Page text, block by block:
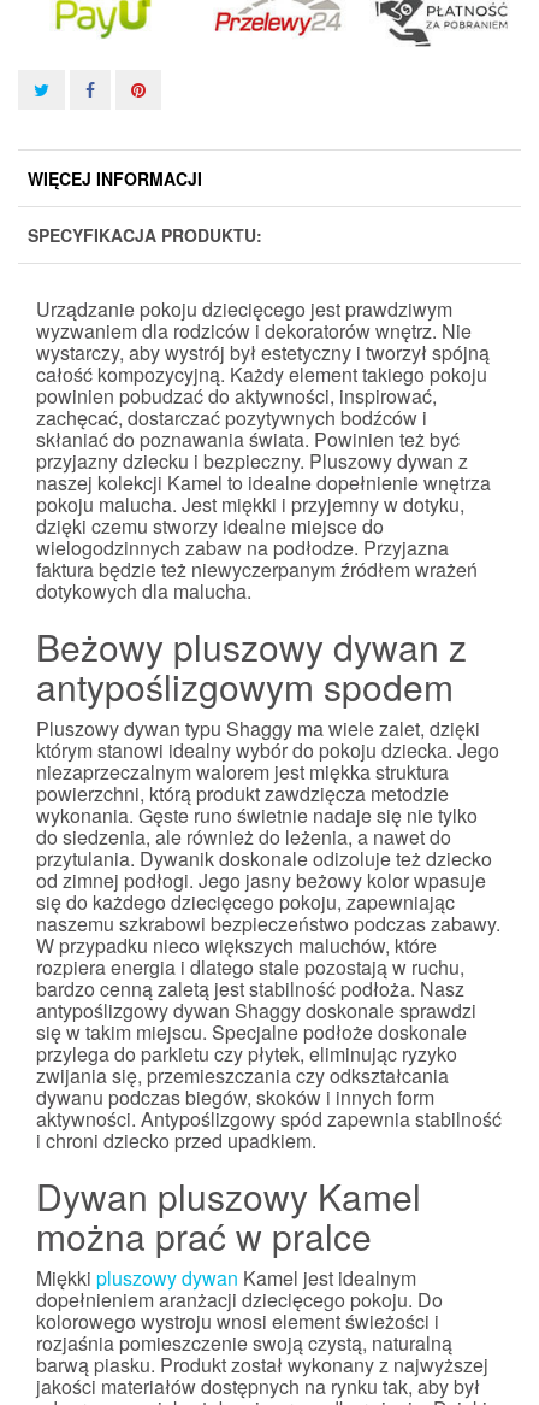
WIĘCEJ INFORMACJI
SPECYFIKACJA PRODUKTU:
Urządzanie pokoju dziecięcego jest prawdziwym
wyzwaniem dla rodziców i dekoratorów wnętrz. Nie
wystarczy, aby wystrój był estetyczny i tworzył spójną
całość kompozycyjną. Każdy element takiego pokoju
powinien pobudzać do aktywności, inspirować,
zachęcać, dostarczać pozytywnych bodźców i
skłaniać do poznawania świata. Powinien też być
przyjazny dziecku i bezpieczny. Pluszowy dywan z
naszej kolekcji Kamel to idealne dopełnienie wnętrza
pokoju malucha. Jest miękki i przyjemny w dotyku,
dzięki czemu stworzy idealne miejsce do
wielogodzinnych zabaw na podłodze. Przyjazna
faktura będzie też niewyczerpanym źródłem wrażeń
dotykowych dla malucha.
Beżowy pluszowy dywan z
antypoślizgowym spodem
Pluszowy dywan typu Shaggy ma wiele zalet, dzięki
którym stanowi idealny wybór do pokoju dziecka. Jego
niezaprzeczalnym walorem jest miękka struktura
powierzchni, którą produkt zawdzięcza metodzie
wykonania. Gęste runo świetnie nadaje się nie tylko
do siedzenia, ale również do leżenia, a nawet do
przytulania. Dywanik doskonale odizoluje też dziecko
od zimnej podłogi. Jego jasny beżowy kolor wpasuje
się do każdego dziecięcego pokoju, zapewniając
naszemu szkrabowi bezpieczeństwo podczas zabawy.
W przypadku nieco większych maluchów, które
rozpiera energia i dlatego stale pozostają w ruchu,
bardzo cenną zaletą jest stabilność podłoża. Nasz
antypoślizgowy dywan Shaggy doskonale sprawdzi
się w takim miejscu. Specjalne podłoże doskonale
przylega do parkietu czy płytek, eliminując ryzyko
zwijania się, przemieszczania czy odkształcania
dywanu podczas biegów, skoków i innych form
aktywności. Antypoślizgowy spód zapewnia stabilność
i chroni dziecko przed upadkiem.
Dywan pluszowy Kamel
można prać w pralce
Miękki pluszowy dywan Kamel jest idealnym
dopełnieniem aranżacji dziecięcego pokoju. Do
kolorowego wystroju wnosi element świeżości i
rozjaśnia pomieszczenie swoją czystą, naturalną
barwą piasku. Produkt został wykonany z najwyższej
jakości materiałów dostępnych na rynku tak, aby był